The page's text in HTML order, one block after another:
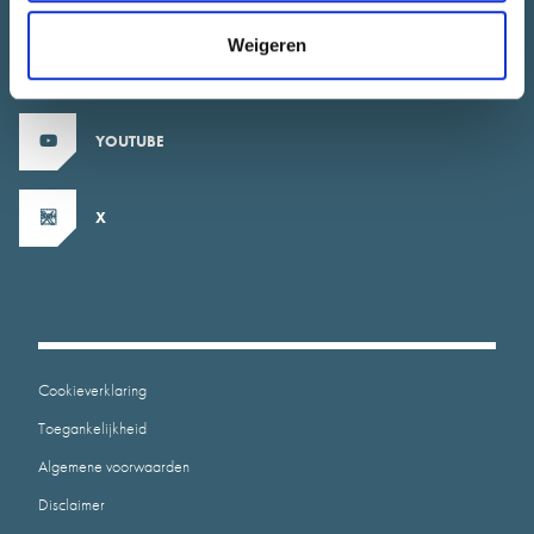
Weigeren
YOUTUBE
X
Cookieverklaring
Toegankelijkheid
Algemene voorwaarden
Disclaimer